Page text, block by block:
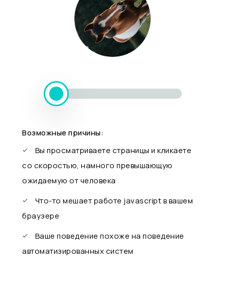
Возможные причины:
Вы просматриваете страницы и кликаете
со скоростью, намного превышающую
ожидаемую от человека
Что-то мешает работе javascript в вашем
браузере
Ваше поведение похоже на поведение
автоматизированных систем